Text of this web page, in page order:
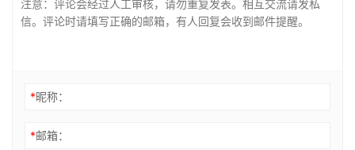
*昵称：
*邮箱：